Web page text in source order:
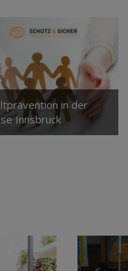
in der
Innsbruck